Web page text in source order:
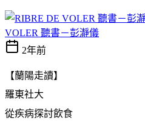
VOLER 聽書－彭瀞儀
2年前
【蘭陽走讀】
羅東社大
從疾病探討飲食